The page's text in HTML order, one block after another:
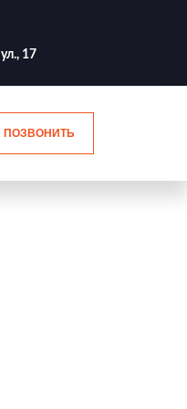
17
ПОЗВОНИТЬ